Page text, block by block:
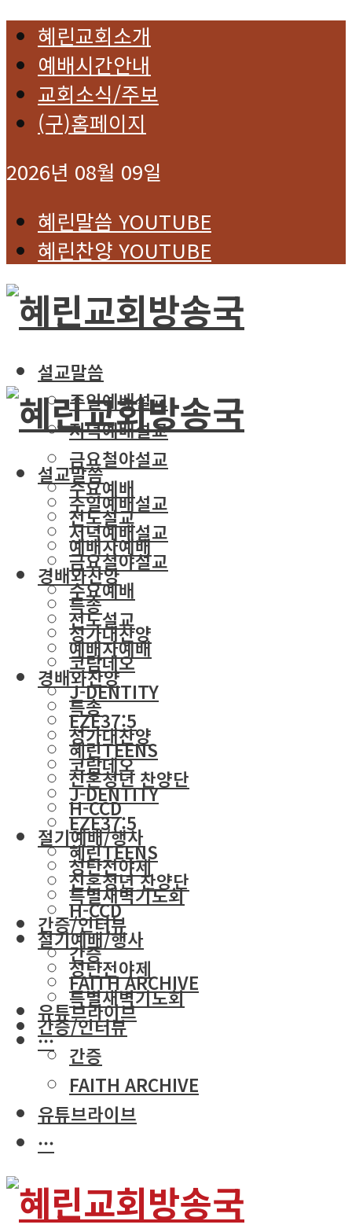
혜린교회소개
예배시간안내
교회소식/주보
(구)홈페이지
2026년 08월 09일
혜린말씀 YOUTUBE
혜린찬양 YOUTUBE
설교말씀
주일예배설교
저녁예배설교
금요철야설교
수요예배
전도설교
예배자예배
경배와찬양
특송
성가대찬양
코람데오
J-DENTITY
EZE37:5
혜린TEENS
신혼청년 찬양단
H-CCD
절기예배/행사
성탄전야제
특별새벽기도회
간증/인터뷰
간증
FAITH ARCHIVE
유튜브라이브
···
설교말씀
주일예배설교
저녁예배설교
금요철야설교
수요예배
전도설교
예배자예배
경배와찬양
특송
성가대찬양
코람데오
J-DENTITY
EZE37:5
혜린TEENS
신혼청년 찬양단
H-CCD
절기예배/행사
성탄전야제
특별새벽기도회
간증/인터뷰
간증
FAITH ARCHIVE
유튜브라이브
···